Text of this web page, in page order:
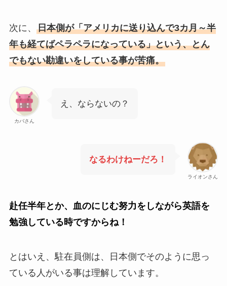
次に、 日本側が「アメリカに送り込んで3カ月～半
年も経てばペラペラになっている」という、とん
でもない勘違いをしている事が苦痛。
カバさん
え、ならないの？
ライオンさん
なるわけねーだろ！
赴任半年とか、血のにじむ努力をしながら英語を
勉強している時ですからね！
とはいえ、駐在員側は、日本側でそのように思っ
ている人がいる事は理解しています。